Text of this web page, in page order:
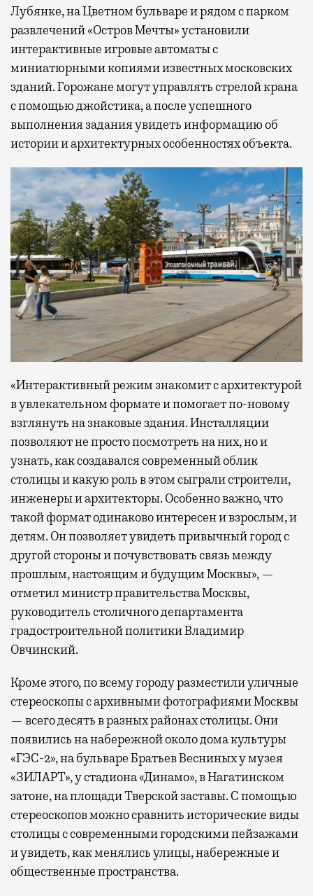
Лубянке, на Цветном бульваре и рядом с парком
развлечений «Остров Мечты» установили
интерактивные игровые автоматы с
миниатюрными копиями известных московских
зданий. Горожане могут управлять стрелой крана
с помощью джойстика, а после успешного
выполнения задания увидеть информацию об
истории и архитектурных особенностях объекта.
«Интерактивный режим знакомит с архитектурой
в увлекательном формате и помогает по-новому
взглянуть на знаковые здания. Инсталляции
позволяют не просто посмотреть на них, но и
узнать, как создавался современный облик
столицы и какую роль в этом сыграли строители,
инженеры и архитекторы. Особенно важно, что
такой формат одинаково интересен и взрослым, и
детям. Он позволяет увидеть привычный город с
другой стороны и почувствовать связь между
прошлым, настоящим и будущим Москвы», —
отметил министр правительства Москвы,
руководитель столичного департамента
градостроительной политики Владимир
Овчинский.
Кроме этого, по всему городу разместили уличные
стереоскопы с архивными фотографиями Москвы
— всего десять в разных районах столицы. Они
появились на набережной около дома культуры
«ГЭС-2», на бульваре Братьев Весниных у музея
«ЗИЛАРТ», у стадиона «Динамо», в Нагатинском
затоне, на площади Тверской заставы. С помощью
стереоскопов можно сравнить исторические виды
столицы с современными городскими пейзажами
и увидеть, как менялись улицы, набережные и
общественные пространства.